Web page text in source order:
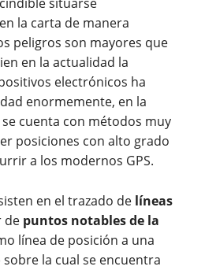
la carta de manera
peligros son mayores que
en la actualidad la
electrónicos ha
enormemente, en la
cuenta con métodos muy
posiciones con alto grado
a los modernos GPS.
en el trazado de líneas
de puntos notables de la
línea de posición a una
la cual se encuentra